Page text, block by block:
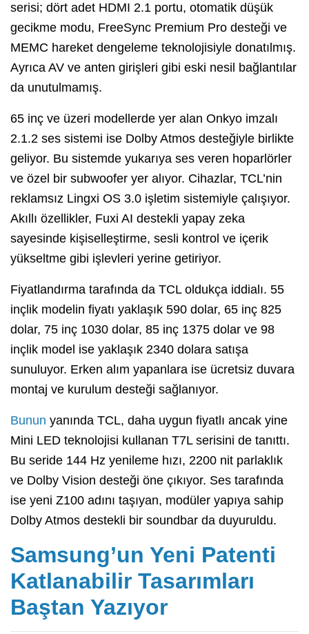
serisi; dört adet HDMI 2.1 portu, otomatik düşük
gecikme modu, FreeSync Premium Pro desteği ve
MEMC hareket dengeleme teknolojisiyle donatılmış.
Ayrıca AV ve anten girişleri gibi eski nesil bağlantılar
da unutulmamış.
65 inç ve üzeri modellerde yer alan Onkyo imzalı
2.1.2 ses sistemi ise Dolby Atmos desteğiyle birlikte
geliyor. Bu sistemde yukarıya ses veren hoparlörler
ve özel bir subwoofer yer alıyor. Cihazlar, TCL’nin
reklamsız Lingxi OS 3.0 işletim sistemiyle çalışıyor.
Akıllı özellikler, Fuxi AI destekli yapay zeka
sayesinde kişiselleştirme, sesli kontrol ve içerik
yükseltme gibi işlevleri yerine getiriyor.
Fiyatlandırma tarafında da TCL oldukça iddialı. 55
inçlik modelin fiyatı yaklaşık 590 dolar, 65 inç 825
dolar, 75 inç 1030 dolar, 85 inç 1375 dolar ve 98
inçlik model ise yaklaşık 2340 dolara satışa
sunuluyor. Erken alım yapanlara ise ücretsiz duvara
montaj ve kurulum desteği sağlanıyor.
Bunun yanında TCL, daha uygun fiyatlı ancak yine
Mini LED teknolojisi kullanan T7L serisini de tanıttı.
Bu seride 144 Hz yenileme hızı, 2200 nit parlaklık
ve Dolby Vision desteği öne çıkıyor. Ses tarafında
ise yeni Z100 adını taşıyan, modüler yapıya sahip
Dolby Atmos destekli bir soundbar da duyuruldu.
Samsung’un Yeni Patenti
Katlanabilir Tasarımları
Baştan Yazıyor